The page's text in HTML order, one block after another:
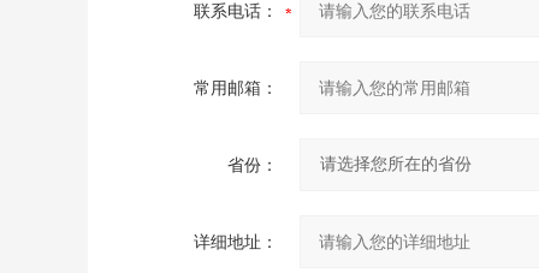
联系电话：
常用邮箱：
省份：
详细地址：